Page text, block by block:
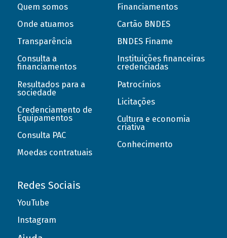
Quem somos
Onde atuamos
Transparência
Consulta a
financiamentos
Resultados para a
sociedade
Credenciamento de
Equipamentos
Consulta PAC
Moedas contratuais
Financiamentos
Cartão BNDES
BNDES Finame
Instituições financeiras
credenciadas
Patrocínios
Licitações
Cultura e economia
criativa
Conhecimento
Redes Sociais
YouTube
Instagram